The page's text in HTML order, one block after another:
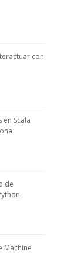
con
Scala
de
Machine